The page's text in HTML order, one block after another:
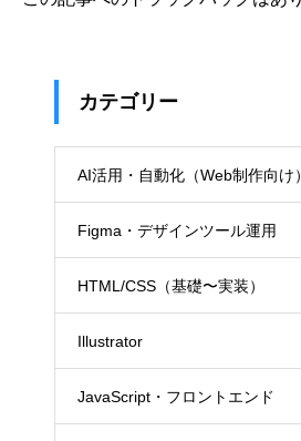
カテゴリー
AI活用・自動化（Web制作向け）
Figma・デザインツール運用
HTML/CSS（基礎〜実装）
Illustrator
JavaScript・フロントエンド